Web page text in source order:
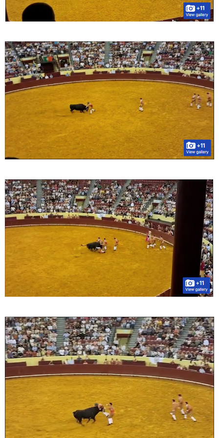
დედამიწაზე სიცოცხლის
წარმოშობის შესახებ აქამდე
დგება - რა აღმოაჩინეს
მეცნიერებმა?
11:18 / 08-08-2026
"კიევი, დასავლეთი და ქართველი რადიკალები
სამხრეთ კავკასიაში თბილისის ახალ სისხლიან
ავანტიურებში ჩათრევას ცდილობენ" - რუსეთის
საგარეო უწყება
11:17 / 08-08-2026
არშემდგარი ქორწინება 15 წლით უფროს
ქართველთან - ალინა კაბაევას საიდუმლო